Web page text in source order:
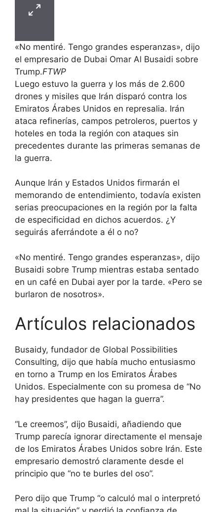
«No mentiré. Tengo grandes esperanzas», dijo
el empresario de Dubai Omar Al Busaidi sobre
Trump.FTWP
Luego estuvo la guerra y los más de 2.600
drones y misiles que Irán disparó contra los
Emiratos Árabes Unidos en represalia. Irán
ataca refinerías, campos petroleros, puertos y
hoteles en toda la región con ataques sin
precedentes durante las primeras semanas de
la guerra.
Aunque Irán y Estados Unidos firmarán el
memorando de entendimiento, todavía existen
serias preocupaciones en la región por la falta
de especificidad en dichos acuerdos. ¿Y
seguirás aferrándote a él o no?
«No mentiré. Tengo grandes esperanzas», dijo
Busaidi sobre Trump mientras estaba sentado
en un café en Dubai ayer por la tarde. «Pero se
burlaron de nosotros».
Artículos relacionados
Busaidy, fundador de Global Possibilities
Consulting, dijo que había mucho entusiasmo
en torno a Trump en los Emiratos Árabes
Unidos. Especialmente con su promesa de “No
hay presidentes que hagan la guerra”.
“Le creemos”, dijo Busaidi, añadiendo que
Trump parecía ignorar directamente el mensaje
de los Emiratos Árabes Unidos sobre Irán. Este
empresario demostró claramente desde el
principio que “no te burles del oso”.
Pero dijo que Trump “o calculó mal o interpretó